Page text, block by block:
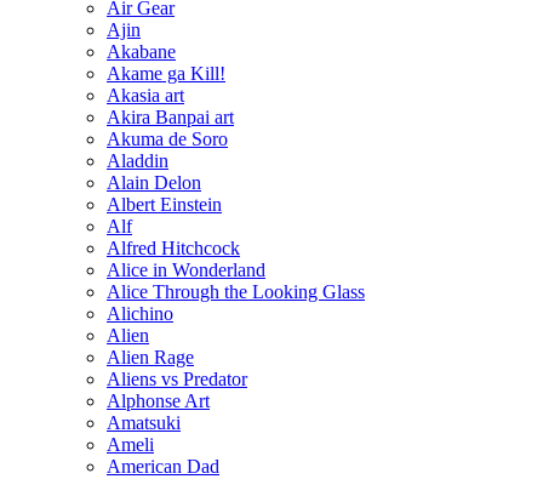
Air Gear
Ajin
Akabane
Akame ga Kill!
Akasia art
Akira Banpai art
Akuma de Soro
Aladdin
Alain Delon
Albert Einstein
Alf
Alfred Hitchcock
Alice in Wonderland
Alice Through the Looking Glass
Alichino
Alien
Alien Rage
Aliens vs Predator
Alphonse Art
Amatsuki
Ameli
American Dad